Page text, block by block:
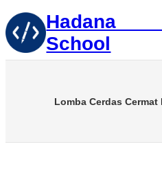
Skip
to
content
Hadana
School
Lomba Cerdas Cermat